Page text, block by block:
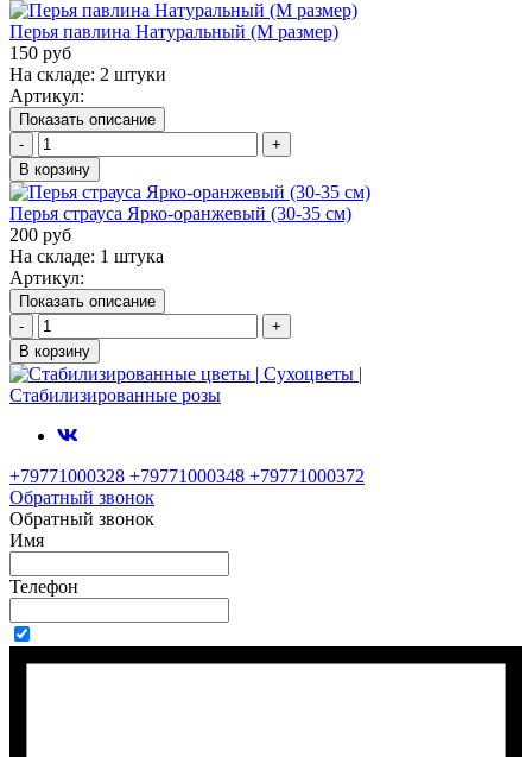
Перья павлина Натуральный (М размер)
150 руб
На складе: 2 штуки
Артикул:
Показать описание
-
+
В корзину
Перья страуса Ярко-оранжевый (30-35 см)
200 руб
На складе: 1 штука
Артикул:
Показать описание
-
+
В корзину
+79771000328 +79771000348 +79771000372
Обратный звонок
Обратный звонок
Имя
Телефон